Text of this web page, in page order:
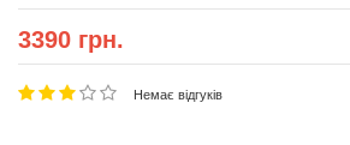
3390 грн.
Немає відгуків